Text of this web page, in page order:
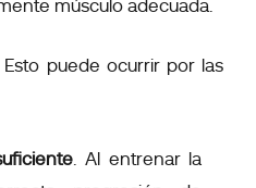
músculo adecuada.
Esto puede ocurrir por las
. Al entrenar la